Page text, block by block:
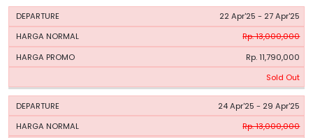
PERIODE
HARGA
22 Apr'25 - 27 Apr'25
Rp. 13,000,000
Rp. 11,790,000
Sold Out
24 Apr'25 - 29 Apr'25
Rp. 13,000,000